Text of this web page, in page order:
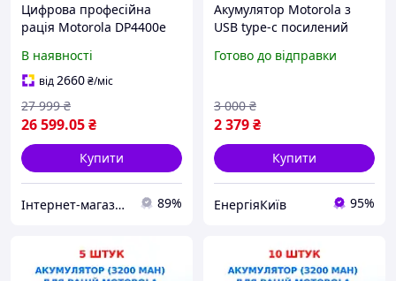
Цифрова професійна
рація Motorola DP4400е
В наявності
від2660₴/міс
26 599.05₴
27 999 ₴
Купити
Інтернет-магазин "САДКО" 89%
Акумулятор Motorola з
USB type-c посилений
цифрових рацій Motorola
Готово до відправки
2 379₴
3 000 ₴
Купити
ЕнергіяКиїв 95%